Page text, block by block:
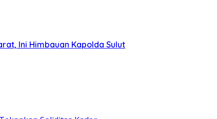
Ini Himbauan Kapolda Sulut